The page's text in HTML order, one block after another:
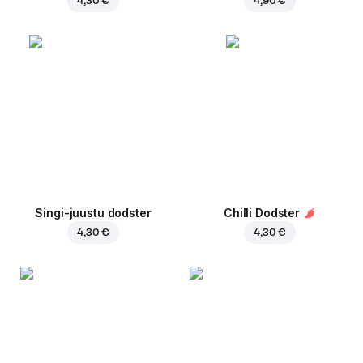
Singi-juustu dodster
4,30 €
Chilli Dodster
4,30 €